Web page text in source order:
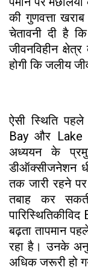
की गुणवत्ता
चेतावनी दी है
जीवनविहीन
होगी कि जलीय
ऐसी स्थिति
Bay और Lake
अध्ययन के
डीऑक्सीजनेशन
तक जारी रहने
तबाह कर
बढ़ता तापमान
रहा है। उनके
अधिक जरूरी हो